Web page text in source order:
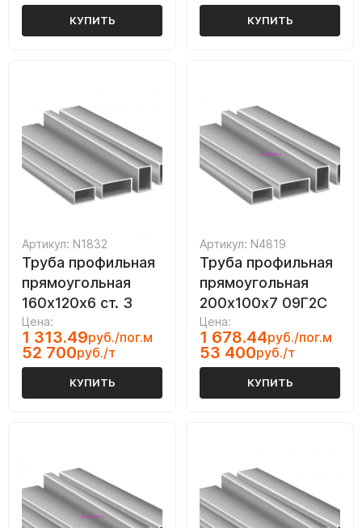
КУПИТЬ КУПИТЬ
Артикул: N1832
Труба профильная
прямоугольная
160х120х6 ст. 3
Цена:
1 313.49руб./пог.м
52 700руб./т
КУПИТЬ
Артикул: N4819
Труба профильная
прямоугольная
200х100х7 09Г2С
Цена:
1 678.44руб./пог.м
53 400руб./т
КУПИТЬ